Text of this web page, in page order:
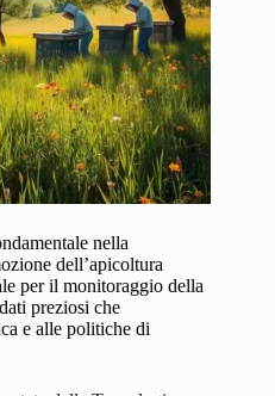
nella
dell’apicoltura
per il monitoraggio della
preziosi che
e alle politiche di